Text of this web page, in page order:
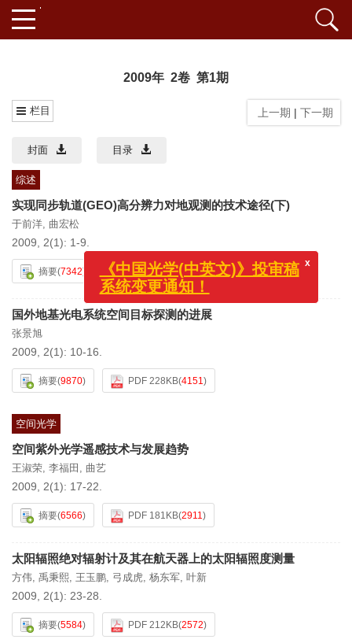
2009年 2卷 第1期
栏目 上一期 | 下一期
封面 目录
综述
实现同步轨道(GEO)高分辨力对地观测的技术途径(下)
于前洋, 曲宏松
2009, 2(1): 1-9.
摘要(7342) PDF 306KB(3418)
国外地基光电系统空间目标探测的进展
张景旭
2009, 2(1): 10-16.
摘要(9870) PDF 228KB(4151)
空间光学
空间紫外光学遥感技术与发展趋势
王淑荣, 李福田 , 曲艺
2009, 2(1): 17-22.
摘要(6566) PDF 181KB(2911)
太阳辐照绝对辐射计及其在航天器上的太阳辐照度测量
方伟, 禹秉熙, 王玉鹏, 弓成虎, 杨东军, 叶新
2009, 2(1): 23-28.
摘要(5584) PDF 212KB(2572)
《中国光学(中英文)》投审稿
系统变更通知！